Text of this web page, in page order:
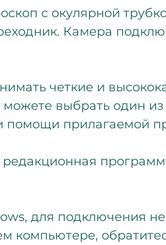
с окулярной
Камера
четкие и
выбрать один
помощи прилагаемой
для подключения
компьютере,